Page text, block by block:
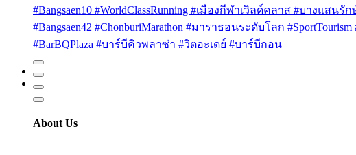
#Bangsaen10 #WorldClassRunning #เมืองกีฬาเวิลด์คลาส #บางแสนรั
#Bangsaen42 #ChonburiMarathon #มาราธอนระดับโลก
#BarBQPlaza #บาร์บีคิวพลาซ่า #วิตอะเดย์ #บาร์บีกอน
About Us